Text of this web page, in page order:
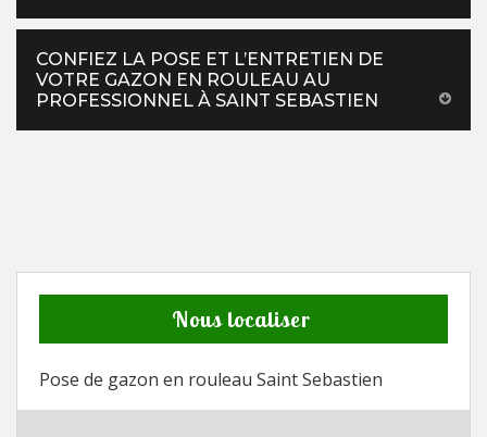
CONFIEZ LA POSE ET L’ENTRETIEN DE
VOTRE GAZON EN ROULEAU AU
PROFESSIONNEL À SAINT SEBASTIEN
Nous localiser
Pose de gazon en rouleau Saint Sebastien